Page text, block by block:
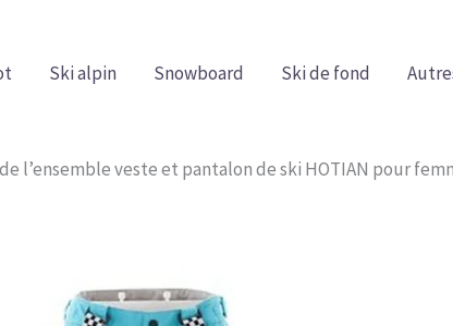
Ski alpin Snowboard Ski de fond
l’ensemble veste et pantalon de ski HOTIAN pour